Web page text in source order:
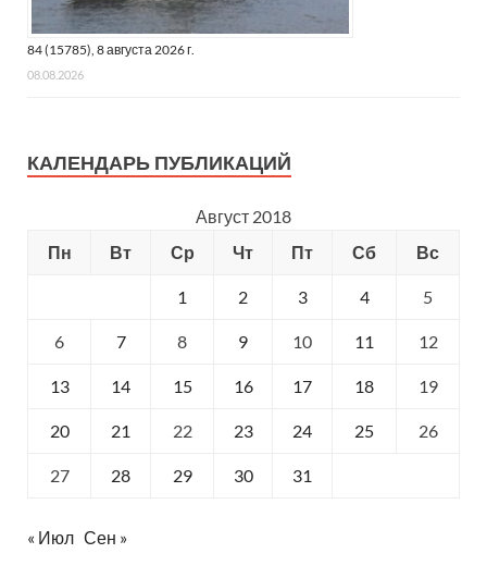
84 (15785), 8 августа 2026 г.
08.08.2026
КАЛЕНДАРЬ ПУБЛИКАЦИЙ
Август 2018
Пн
Вт Ср Чт Пт Сб Вс
1 2 3 4 5
6 7 8 9 10 11 12
13 14 15 16 17 18 19
20 21 22 23 24 25 26
27 28 29 30 31
« Июл Сен »